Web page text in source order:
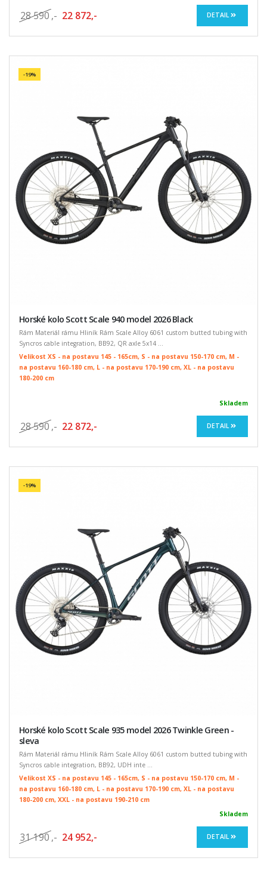
28 590 ,- 22 872,- DETAIL
-19%
Horské kolo Scott Scale 940 model 2026 Black
Rám Materiál rámu Hliník Rám Scale Alloy 6061 custom butted tubing with
Syncros cable integration, BB92, QR axle 5x14 ...
Velikost XS - na postavu 145 - 165cm, S - na postavu 150-170 cm, M -
na postavu 160-180 cm, L - na postavu 170-190 cm, XL - na postavu
180-200 cm
Skladem
28 590 ,- 22 872,- DETAIL
-19%
Horské kolo Scott Scale 935 model 2026 Twinkle Green -
sleva
Rám Materiál rámu Hliník Rám Scale Alloy 6061 custom butted tubing with
Syncros cable integration, BB92, UDH inte ...
Velikost XS - na postavu 145 - 165cm, S - na postavu 150-170 cm, M -
na postavu 160-180 cm, L - na postavu 170-190 cm, XL - na postavu
180-200 cm, XXL - na postavu 190-210 cm
Skladem
31 190 ,- 24 952,- DETAIL